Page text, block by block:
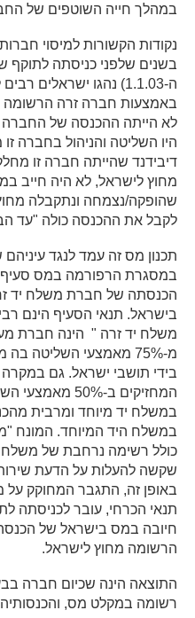
במהלך חייה השוטפים של
נקודות הקשורות למיסוי
בשנים שלפני כניסתה לתוקף
ה-1.1.03) נהגו ישראלים
באמצעות חברה זרה הרשומה
לא הייתה ההכנסה של החברה
היו השליטה והניהול בחברה
דיבידנד שהייתה חברה זו
מחוץ לישראל, לא היה חייב
שהופקה/נצמחה ונתקבלה
לקבל את ההכנסה כולה "עד
תכנון מס זה עמד לנגד
הכנסתה של חברת משלח יד
בישראל. תנאי הסעיף הינם
משלח יד זרה " הינה חברת
מ-75% מאמצעי השליטה
בידי תושבי ישראל. גם במקרה
המחזיקים ב-
במשלח יד מיוחד ומרבית
במשלח היד המיוחד. המונח
כולל רשימה נרחבת של
שקשה להעלות על הדעת
באופן זה, התגבר המחוקק על
תנאי הכרחי, עובר לכניסתה
חיובה במס בישראל של
הרשומה מחוץ לישראל.
התוצאה הינה שכיום חברה
רשומה במקלט מס,